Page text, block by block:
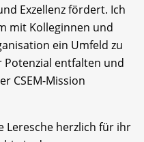
Exzellenz fördert. Ich
mit Kolleginnen und
ein Umfeld zu
entfalten und
CSEM-Mission
Leresche herzlich für ihr